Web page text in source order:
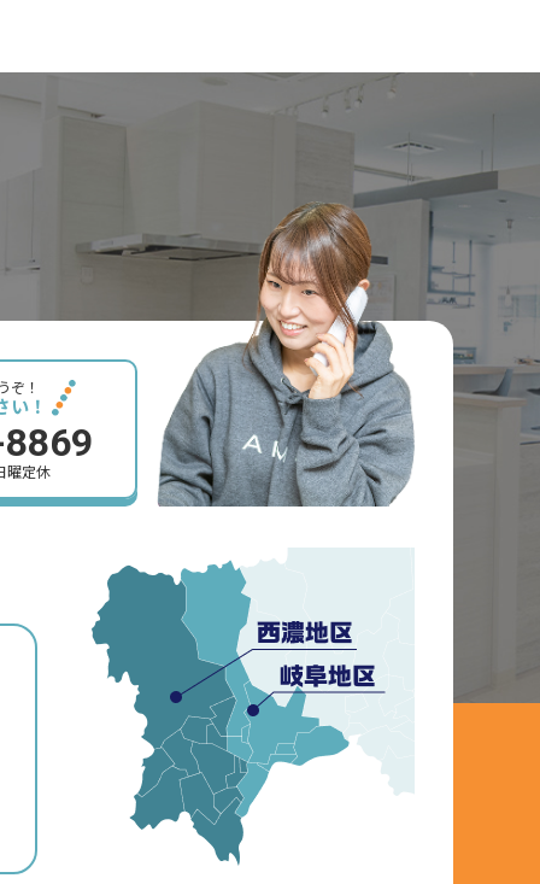
ぞ！
い！
曜定休